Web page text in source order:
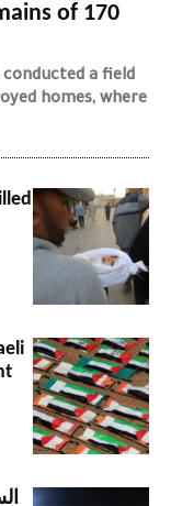
of 170
a field
homes, where